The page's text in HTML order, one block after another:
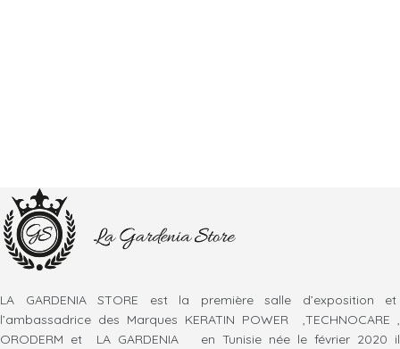
LA GARDENIA STORE est la première salle d’exposition et
l’ambassadrice des Marques KERATIN POWER ,TECHNOCARE ,
ORODERM et LA GARDENIA en Tunisie née le février 2020 il